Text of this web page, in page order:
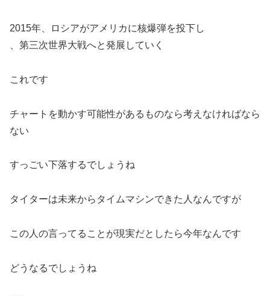
2015年、ロシアがアメリカに核爆弾を投下し
、第三次世界大戦へと発展していく
これです
チャートを動かす可能性があるものなら考えなければなら
ない
すっごい下落するでしょうね
タイターは未来からタイムマシンできた人なんですが
この人の言ってることが現実だとしたら今年なんです
どうなるでしょうね